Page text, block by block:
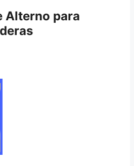
Alterno para